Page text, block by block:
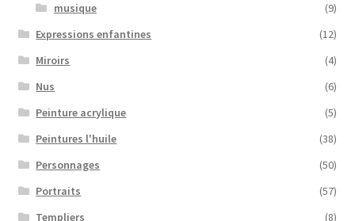
musique
(9)
Expressions enfantines
(12)
Miroirs
(4)
Nus
(6)
Peinture acrylique
(5)
Peintures l'huile
(38)
Personnages
(50)
Portraits
(57)
Templiers
(8)